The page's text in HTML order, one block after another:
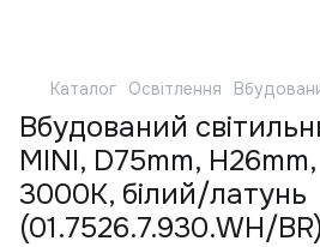
Каталог Освітлення
Вбудований
MINI, D75mm,
3000K, білий/латунь
(01.7526.7.930.WH/BR)